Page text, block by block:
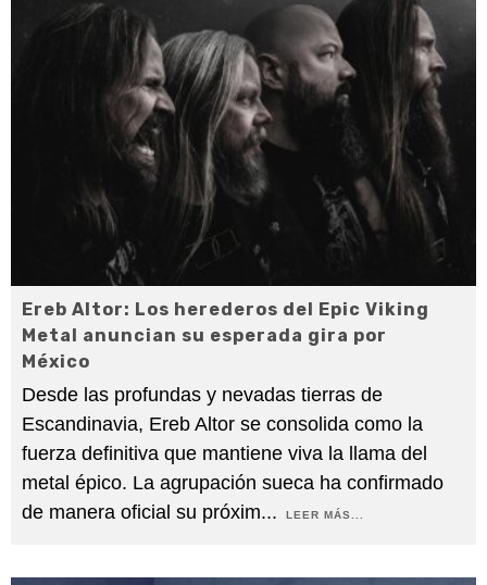
Ereb Altor: Los herederos del Epic Viking
Metal anuncian su esperada gira por
México
Desde las profundas y nevadas tierras de
Escandinavia, Ereb Altor se consolida como la
fuerza definitiva que mantiene viva la llama del
metal épico. La agrupación sueca ha confirmado
de manera oficial su próxim... LEER MÁS...